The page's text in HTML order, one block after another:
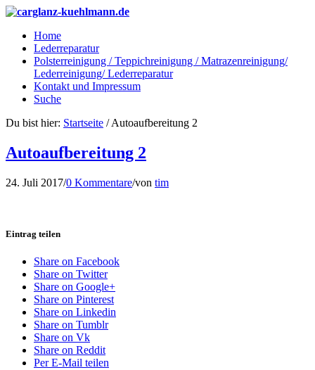
Home
Lederreparatur
Polsterreinigung / Teppichreinigung / Matrazenreinigung/
Lederreinigung/ Lederreparatur
Kontakt und Impressum
Suche
Du bist hier: Startseite / Autoaufbereitung 2
Autoaufbereitung 2
24. Juli 2017/0 Kommentare/von tim
Eintrag teilen
Share on Facebook
Share on Twitter
Share on Google+
Share on Pinterest
Share on Linkedin
Share on Tumblr
Share on Vk
Share on Reddit
Per E-Mail teilen